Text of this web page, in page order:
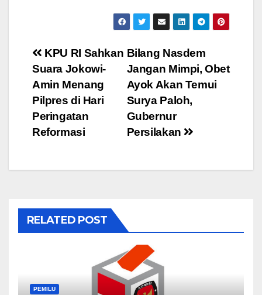
Post
navigation
Bilang Nasdem
Jangan Mimpi, Obet
Ayok Akan Temui
Surya Paloh,
Gubernur
Persilakan
KPU RI Sahkan
Suara Jokowi-
Amin Menang
Pilpres di Hari
Peringatan
Reformasi
RELATED POST
PEMILU